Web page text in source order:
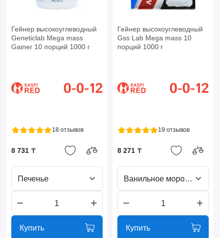
Гейнер высокоуглеводный
Geneticlab Mega mass
Gainer 10 порций 1000 г
18 отзывов
8 731 ₸
Печенье
Купить
Гейнер высокоуглеводный
Gss Lab Mega mass 10
порций 1000 г
19 отзывов
8 271 ₸
Ванильное мороженое
Купить